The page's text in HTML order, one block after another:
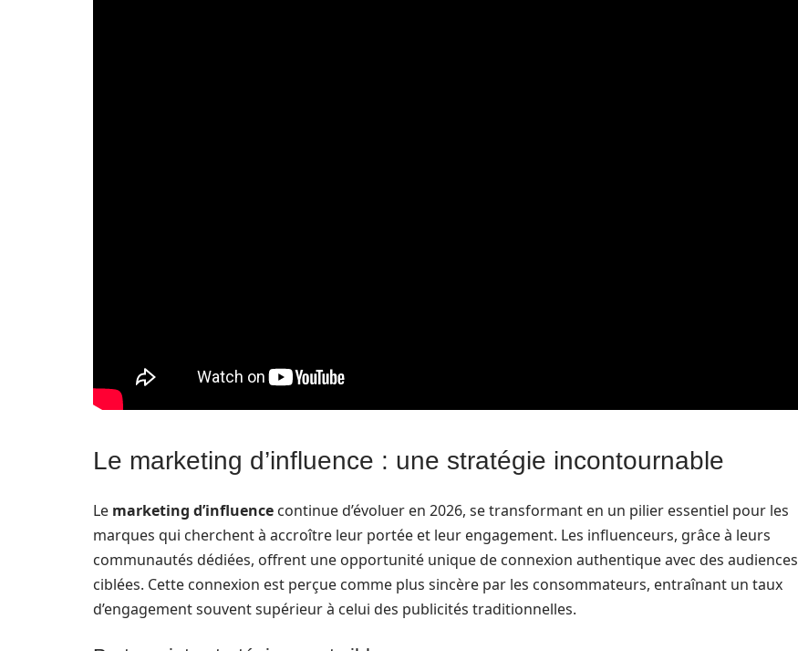
Le marketing d’influence : une stratégie incontournable
Le marketing d’influence continue d’évoluer en 2026, se transformant en un pilier essentiel pour les
marques qui cherchent à accroître leur portée et leur engagement. Les influenceurs, grâce à leurs
communautés dédiées, offrent une opportunité unique de connexion authentique avec des audiences
ciblées. Cette connexion est perçue comme plus sincère par les consommateurs, entraînant un taux
d’engagement souvent supérieur à celui des publicités traditionnelles.